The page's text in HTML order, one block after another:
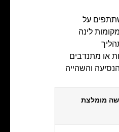
על
לינה
או מתנדבים
והשהייה
מומלצת